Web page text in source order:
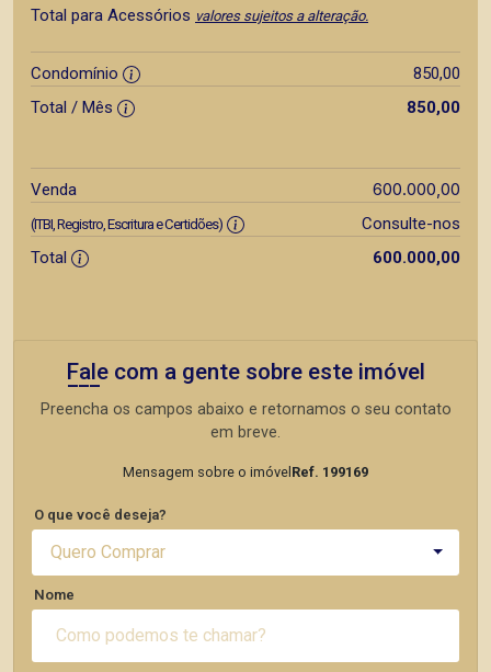
Total para Acessórios valores sujeitos a alteração.
Condomínio
850,00
Total / Mês
850,00
Venda 600.000,00
(ITBI, Registro, Escritura e Certidões)
Consulte-nos
Total
600.000,00
Fale com a gente sobre este imóvel
Preencha os campos abaixo e retornamos o seu contato
em breve.
Mensagem sobre o imóvel Ref. 199169
O que você deseja?
Quero Comprar
Nome